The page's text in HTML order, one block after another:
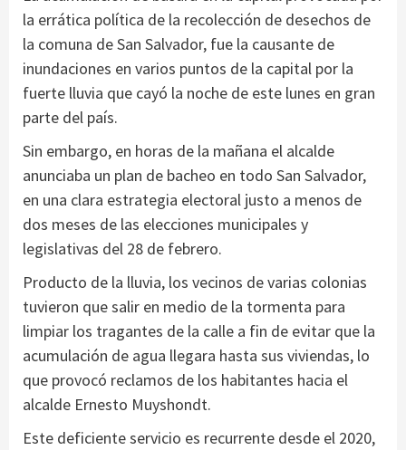
la errática política de la recolección de desechos de
la comuna de San Salvador, fue la causante de
inundaciones en varios puntos de la capital por la
fuerte lluvia que cayó la noche de este lunes en gran
parte del país.
Sin embargo, en horas de la mañana el alcalde
anunciaba un plan de bacheo en todo San Salvador,
en una clara estrategia electoral justo a menos de
dos meses de las elecciones municipales y
legislativas del 28 de febrero.
Producto de la lluvia, los vecinos de varias colonias
tuvieron que salir en medio de la tormenta para
limpiar los tragantes de la calle a fin de evitar que la
acumulación de agua llegara hasta sus viviendas, lo
que provocó reclamos de los habitantes hacia el
alcalde Ernesto Muyshondt.
Este deficiente servicio es recurrente desde el 2020,